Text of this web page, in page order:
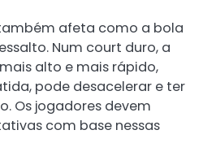
afeta como a bola
Num court duro, a
alto e mais rápido,
pode desacelerar e ter
Os jogadores devem
com base nessas